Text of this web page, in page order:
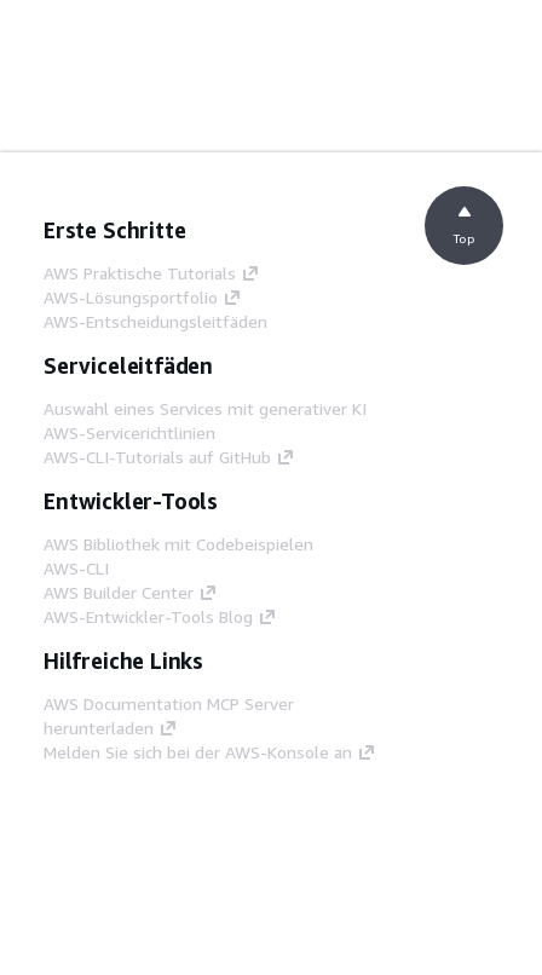
Erste Schritte
AWS Praktische Tutorials
AWS-Lösungsportfolio
AWS-Entscheidungsleitfäden
Serviceleitfäden
Auswahl eines Services mit generativer KI
AWS-Servicerichtlinien
AWS-CLI-Tutorials auf GitHub
Entwickler-Tools
AWS Bibliothek mit Codebeispielen
AWS-CLI
AWS Builder Center
AWS-Entwickler-Tools Blog
Hilfreiche Links
AWS Documentation MCP Server
herunterladen
Melden Sie sich bei der AWS-Konsole an
Top